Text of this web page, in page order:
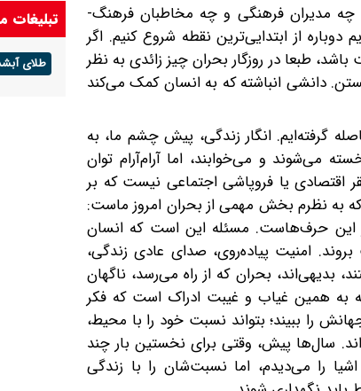
چه مدیران فرهنگی و چه مخاطبان فرهنگ-
دوباره از ابتدایی‌ترین نقطه شروع کنیم. اگر
طبعا در روزگار بحران چیز زائدی به نظر
دانشی انباشته که به انسان کمک می‌کند
گرفته‌ایم. انگار زندگی، پیش چشم ما، به
می‌شوند و می‌خوابند، اما آرام‌آرام توان
اقتصادی یا فروپاشی اجتماعی نیست که بر
به نظرم بخش مهمی از بحران امروز ماست:
از این حرف‌هاست. مسئله این است که انسان
امنیت پیاده‌روی، صدای عادی زندگی،
بدیهی‌اند، بحران که از راه می‌رسد، ناگهان
به همین غیاب و غیبت ادراک است که فکر
را ببیند؛ بتواند نسبت خود را با محیط،
سال‌ها پیش، وقتی برای نخستین‌ بار چند
را می‌دیدم، اما نسبت‌شان را با زندگی
تبلیغات
طلای